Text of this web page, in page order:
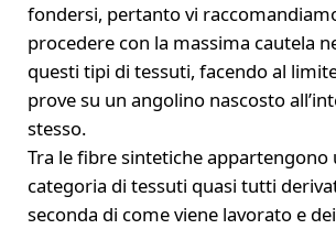
fondersi, pertanto vi
procedere con la massima cautela
questi tipi di tessuti, facendo al
prove su un angolino nascosto
stesso.
Tra le fibre sintetiche appartengono
categoria di tessuti quasi tutti
seconda di come viene lavorato e